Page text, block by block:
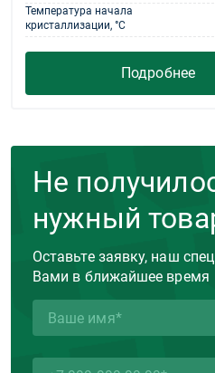
Температура начала
кристаллизации, °С
Подробнее
Не
нужный
Оставьте заявку, наш
Вами в ближайшее время